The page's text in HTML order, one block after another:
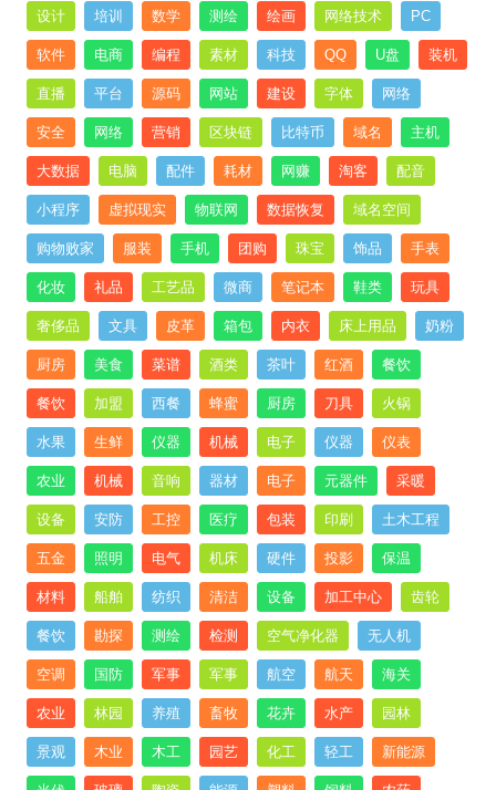
设计 培训 数学 测绘 绘画 网络技术 PC
软件 电商 编程 素材 科技 QQ U盘 装机
直播 平台 源码 网站 建设 字体 网络
安全 网络 营销 区块链 比特币 域名 主机
大数据 电脑 配件 耗材 网赚 淘客 配音
小程序 虚拟现实 物联网 数据恢复 域名空间
购物败家 服装 手机 团购 珠宝 饰品 手表
化妆 礼品 工艺品 微商 笔记本 鞋类 玩具
奢侈品 文具 皮革 箱包 内衣 床上用品 奶粉
厨房 美食 菜谱 酒类 茶叶 红酒 餐饮
餐饮 加盟 西餐 蜂蜜 厨房 刀具 火锅
水果 生鲜 仪器 机械 电子 仪器 仪表
农业 机械 音响 器材 电子 元器件 采暖
设备 安防 工控 医疗 包装 印刷 土木工程
五金 照明 电气 机床 硬件 投影 保温
材料 船舶 纺织 清洁 设备 加工中心 齿轮
餐饮 勘探 测绘 检测 空气净化器 无人机
空调 国防 军事 军事 航空 航天 海关
农业 林园 养殖 畜牧 花卉 水产 园林
景观 木业 木工 园艺 化工 轻工 新能源